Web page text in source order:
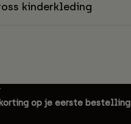
kinderkleding
korting op je eerste bestelling